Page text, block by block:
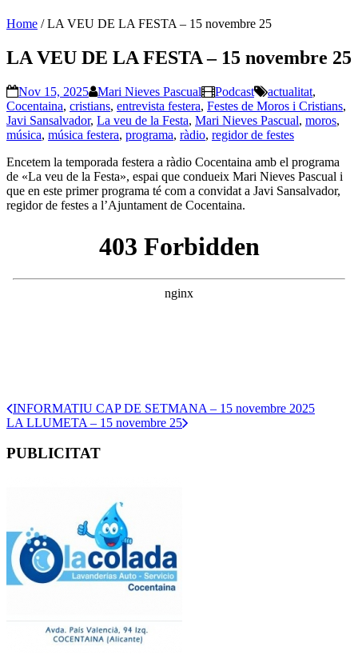
Home /LA VEU DE LA FESTA – 15 novembre 25
LA VEU DE LA FESTA – 15 novembre 25
Nov 15, 2025 Mari Nieves Pascual Podcast actualitat,
Cocentaina, cristians, entrevista festera, Festes de Moros i Cristians,
Javi Sansalvador, La veu de la Festa, Mari Nieves Pascual, moros,
música, música festera, programa, ràdio, regidor de festes
Encetem la temporada festera a ràdio Cocentaina amb el programa
de «La veu de la Festa», espai que condueix Mari Nieves Pascual i
que en este primer programa té com a convidat a Javi Sansalvador,
regidor de festes a l’Ajuntament de Cocentaina.
INFORMATIU CAP DE SETMANA – 15 novembre 2025
LA LLUMETA – 15 novembre 25
PUBLICITAT